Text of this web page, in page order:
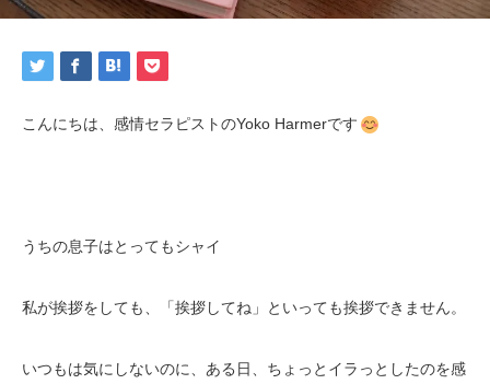
こんにちは、感情セラピストのYoko Harmerです
うちの息子はとってもシャイ
私が挨拶をしても、「挨拶してね」といっても挨拶できません。
いつもは気にしないのに、ある日、ちょっとイラっとしたのを感